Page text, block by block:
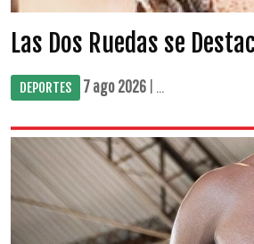
Las Dos Ruedas se
DEPORTES 7 ago 2026 | ...